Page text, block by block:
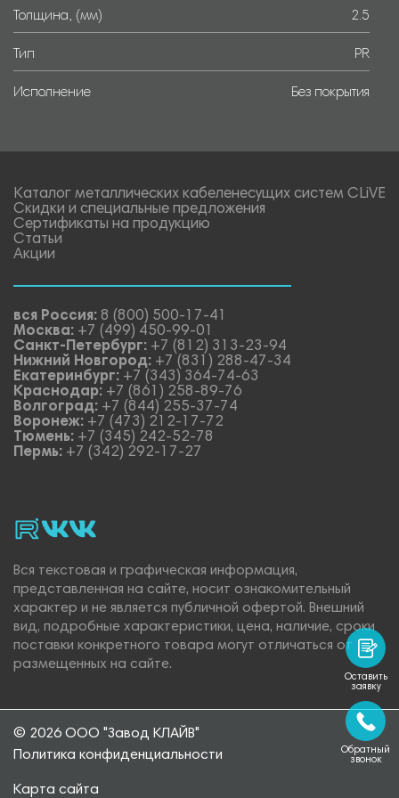
Толщина, (мм) 2.5
Тип PR
Исполнение Без покрытия
Каталог металлических кабеленесущих систем CLiVE
Скидки и специальные предложения
Сертификаты на продукцию
Статьи
Акции
вся Россия: 8 (800) 500-17-41
Москва: +7 (499) 450-99-01
Санкт-Петербург: +7 (812) 313-23-94
Нижний Новгород: +7 (831) 288-47-34
Екатеринбург: +7 (343) 364-74-63
Краснодар: +7 (861) 258-89-76
Волгоград: +7 (844) 255-37-74
Воронеж: +7 (473) 212-17-72
Тюмень: +7 (345) 242-52-78
Пермь: +7 (342) 292-17-27
rutubevk_video.
Vk.
Вся текстовая и графическая информация,
представленная на сайте, носит ознакомительный
характер и не является публичной офертой. Внешний
вид, подробные характеристики, цена, наличие, сроки
поставки конкретного товара могут отличаться от
размещенных на сайте.
© 2026 ООО "Завод КЛАЙВ"
Политика конфиденциальности
Карта сайта
Оставить
заявку
Обратный
звонок